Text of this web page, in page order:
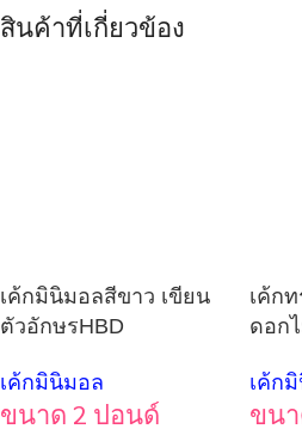
สินค้าที่เกี่ยวข้อง
เค้กมินิมอลสีขาว เขียน
ตัวอักษรHBD
เค้กมินิมอล
ขนาด 2 ปอนด์
เค้ก
ดอก
เค้ก
ขน